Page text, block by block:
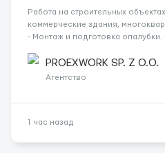
Работа на строительных
коммерческие здания,
- Монтаж и подготовка опалубки.
Связка арматурных стержней. -
опалубки после за...
PROEXWORK SP. Z O.O.
Агентство
1 час назад